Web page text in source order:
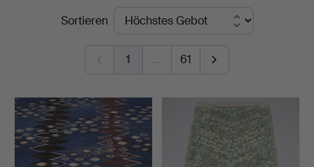
EndpreiseSortieren
1 … 61